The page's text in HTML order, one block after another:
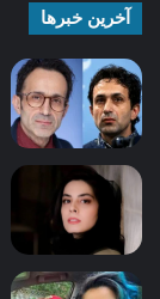
آخرین خبرها